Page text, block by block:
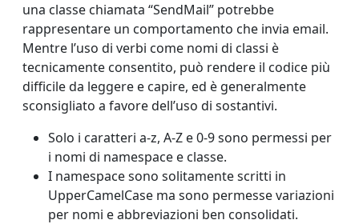
una classe chiamata “SendMail” potrebbe
rappresentare un comportamento che invia email.
Mentre l’uso di verbi come nomi di classi è
tecnicamente consentito, può rendere il codice più
difficile da leggere e capire, ed è generalmente
sconsigliato a favore dell’uso di sostantivi.
Solo i caratteri a-z, A-Z e 0-9 sono permessi per
i nomi di namespace e classe.
I namespace sono solitamente scritti in
UpperCamelCase ma sono permesse variazioni
per nomi e abbreviazioni ben consolidati.